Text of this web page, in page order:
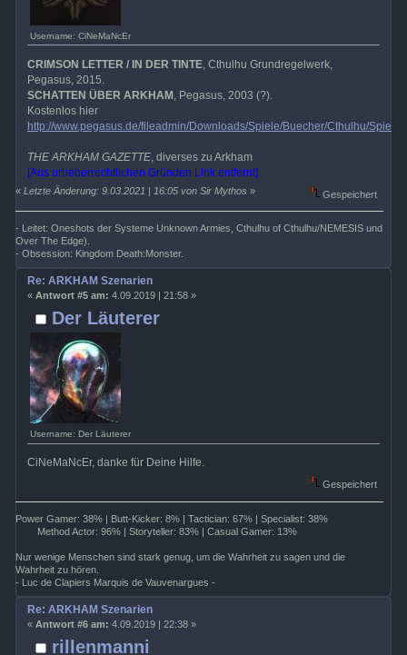
Username: CiNeMaNcEr
CRIMSON LETTER / IN DER TINTE, Cthulhu Grundregelwerk,
Pegasus, 2015.
SCHATTEN ÜBER ARKHAM , Pegasus, 2003 (?).
Kostenlos hier
http://www.pegasus.de/fileadmin/Downloads/Spiele/Buecher/Cthulhu/
THE ARKHAM GAZETTE, diverses zu Arkham
[Aus urheberrechtlichen Gründen Link entfernt]
«Letzte Änderung: 9.03.2021 | 16:05 von Sir Mythos » Gespeichert
- Leitet: Oneshots der Systeme Unknown Armies, Cthulhu of Cthulhu/NEMESIS und
Over The Edge).
- Obsession: Kingdom Death:Monster.
Der Läuterer
Username: Der Läuterer
Re: ARKHAM Szenarien
« Antwort #5 am: 4.09.2019 | 21:58 »
CiNeMaNcEr, danke für Deine Hilfe.
Gespeichert
Power Gamer: 38% | Butt-Kicker: 8% | Tactician: 67% | Specialist: 38%
Method Actor: 96% | Storyteller: 83% | Casual Gamer: 13%
Nur wenige Menschen sind stark genug, um die Wahrheit zu sagen und die
Wahrheit zu hören.
- Luc de Clapiers Marquis de Vauvenargues -
rillenmanni
Re: ARKHAM Szenarien
« Antwort #6 am: 4.09.2019 | 22:38 »